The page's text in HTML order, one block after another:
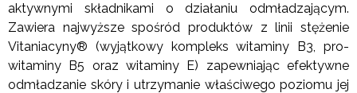
aktywnymi składnikami o działaniu odmładzającym.
Zawiera najwyższe spośród produktów z linii stężenie
Vitaniacyny® (wyjątkowy kompleks witaminy B3, pro-
witaminy B5 oraz witaminy E) zapewniając efektywne
odmładzanie skóry i utrzymanie właściwego poziomu jej